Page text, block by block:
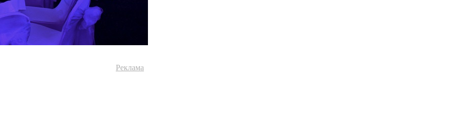
Реклама